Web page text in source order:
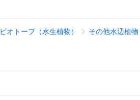
ビオトープ（水生植物） その他水辺植物